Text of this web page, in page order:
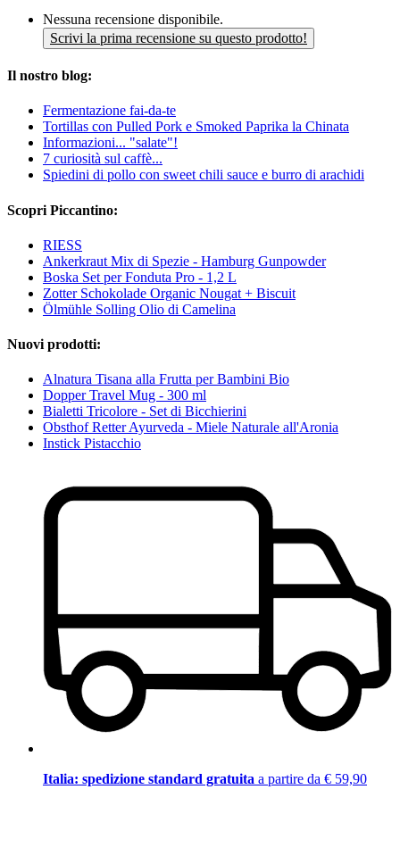
Nessuna recensione disponibile.
Scrivi la prima recensione su questo prodotto!
Il nostro blog:
Fermentazione fai-da-te
Tortillas con Pulled Pork e Smoked Paprika la Chinata
Informazioni... "salate"!
7 curiosità sul caffè...
Spiedini di pollo con sweet chili sauce e burro di arachidi
Scopri Piccantino:
RIESS
Ankerkraut Mix di Spezie - Hamburg Gunpowder
Boska Set per Fonduta Pro - 1,2 L
Zotter Schokolade Organic Nougat + Biscuit
Ölmühle Solling Olio di Camelina
Nuovi prodotti:
Alnatura Tisana alla Frutta per Bambini Bio
Dopper Travel Mug - 300 ml
Bialetti Tricolore - Set di Bicchierini
Obsthof Retter Ayurveda - Miele Naturale all'Aronia
Instick Pistacchio
Italia: spedizione standard gratuita a partire da € 59,90